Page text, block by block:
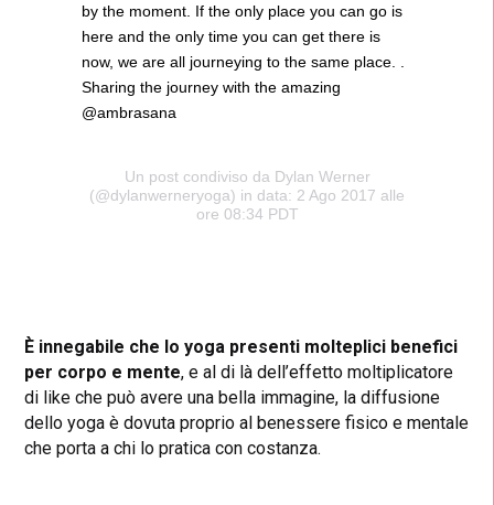
by the moment. If the only place you can go is
here and the only time you can get there is
now, we are all journeying to the same place. .
Sharing the journey with the amazing
@ambrasana
Un post condiviso da Dylan Werner
(@dylanwerneryoga) in data: 2 Ago 2017 alle
ore 08:34 PDT
È innegabile che lo yoga presenti molteplici benefici
per corpo e mente, e al di là dell’effetto moltiplicatore
di like che può avere una bella immagine, la diffusione
dello yoga è dovuta proprio al benessere fisico e mentale
che porta a chi lo pratica con costanza.